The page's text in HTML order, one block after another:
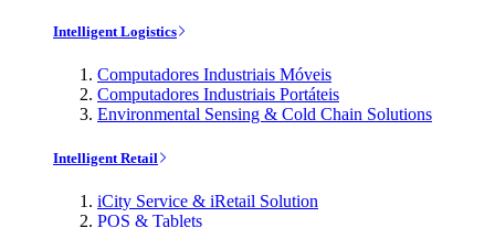
Intelligent Logistics
Computadores Industriais Móveis
Computadores Industriais Portáteis
Environmental Sensing & Cold Chain Solutions
Intelligent Retail
iCity Service & iRetail Solution
POS & Tablets